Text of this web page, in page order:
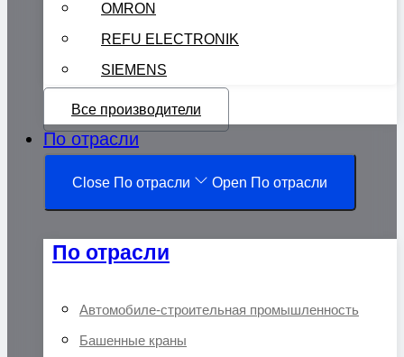
OMRON
REFU ELECTRONIK
SIEMENS
Все производители
По отрасли
Close По отрасли Open По отрасли
По отрасли
Автомобиле-строительная промышленность
Башенные краны